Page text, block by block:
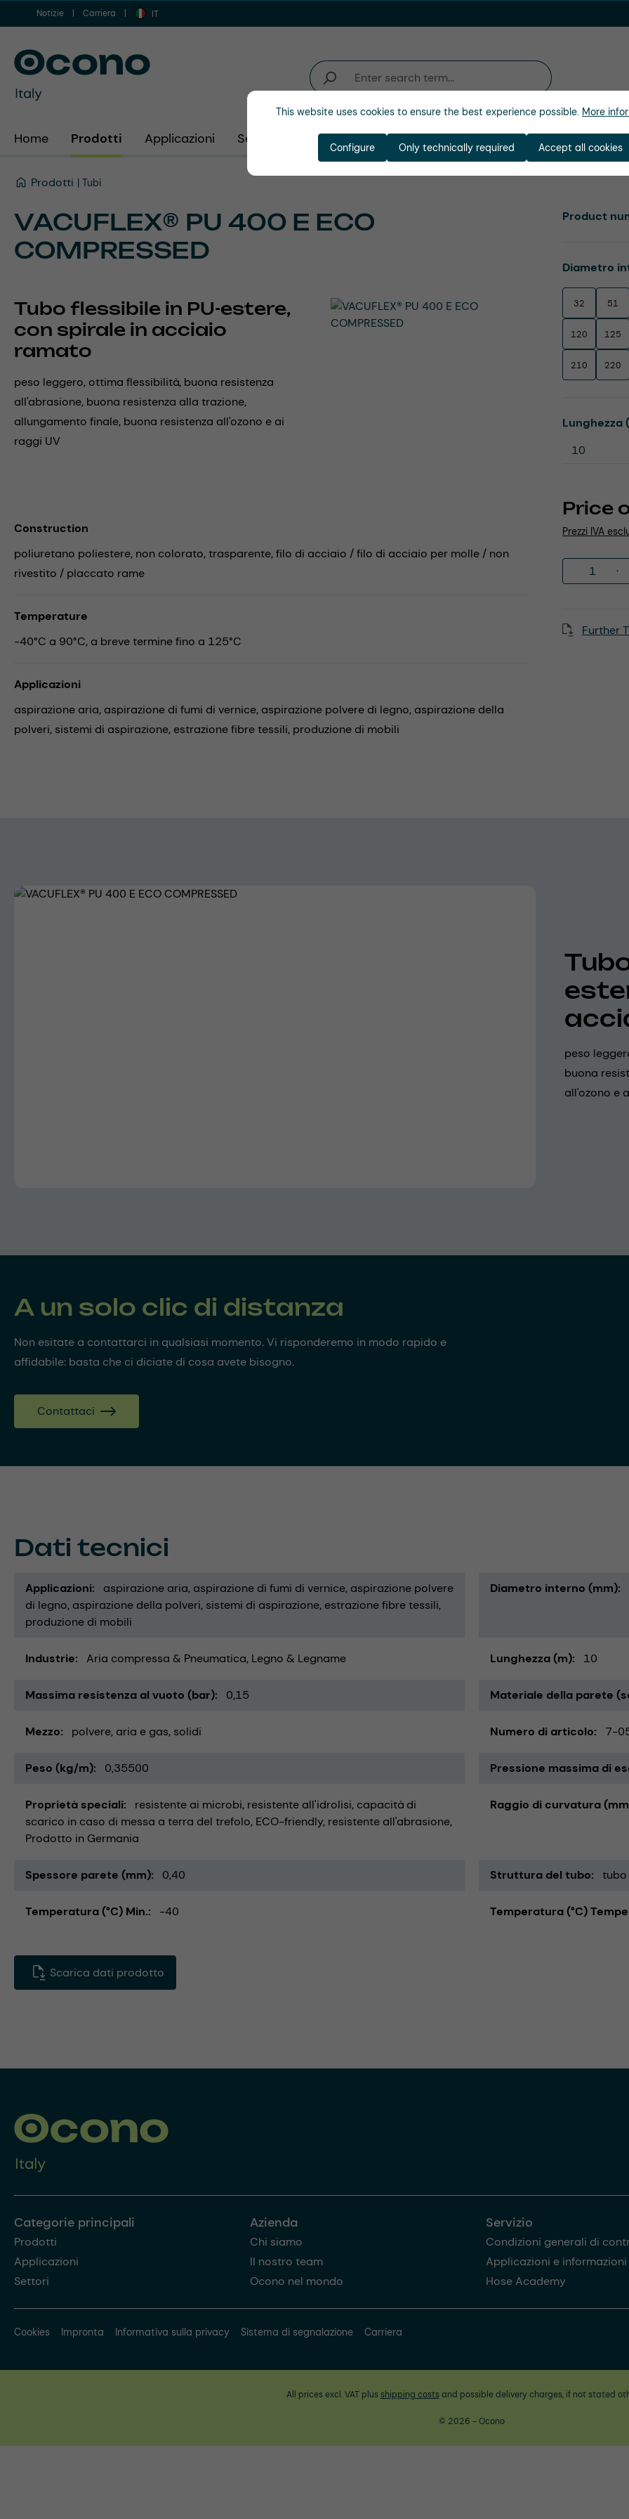
al contenuto principale
Vai alla ricerca
Vai alla navigazione principale
Notizie Carriera IT
Home Prodotti Applicazioni Settori Azienda
Prodotti Tubi
VACUFLEX® PU 400 E ECO
COMPRESSED
Tubo flessibile in PU-estere,
con spirale in acciaio
ramato
peso leggero, ottima flessibilità, buona resistenza
all'abrasione, buona resistenza alla trazione,
allungamento finale, buona resistenza all'ozono e ai
raggi UV
Price
Prezzi IVA
Select
Diametro
32 51
120 125
210 220
Select
Lunghezza
Product
Further
Construction
poliuretano poliestere, non colorato, trasparente, filo di acciaio / filo di acciaio per molle / non
rivestito / placcato rame
Temperature
-40°C a 90°C, a breve termine fino a 125°C
Applicazioni
aspirazione aria, aspirazione di fumi di vernice, aspirazione polvere di legno, aspirazione della
polveri, sistemi di aspirazione, estrazione fibre tessili, produzione di mobili
Skip image gallery
peso
buona
all'ozono e
A un solo clic di distanza
Non esitate a contattarci in qualsiasi momento. Vi risponderemo in modo rapido e
affidabile: basta che ci diciate di cosa avete bisogno.
Contattaci
Dati tecnici
Applicazioni aspirazione aria aspirazione di fumi di vernice aspirazione polvere
di legno aspirazione della polveri sistemi di aspirazione estrazione fibre tessili
produzione di mobili
Diametro interno (mm)
Industrie Aria compressa & Pneumatica Legno & Legname Lunghezza (m) 10
Massima resistenza al vuoto (bar) 0,15 Materiale della parete
Mezzo polvere aria e gas solidi Numero di articolo 7-
Peso (kg/m) 0,35500 Pressione massima di
Proprietà speciali resistente ai microbi resistente all'idrolisi capacità di
scarico in caso di messa a terra del trefolo ECO-friendly resistente all'abrasione
Prodotto in Germania
Raggio di curvatura
Spessore parete (mm) 0,40 Struttura del tubo
Temperatura (°C) Min. -40 Temperatura (°C)
Scarica dati prodotto
Categorie principali
Prodotti
Applicazioni
Settori
Azienda
Chi siamo
Il nostro team
Ocono nel mondo
Servizio
Condizioni generali di
Applicazioni e
Hose Academy
Cookies Impronta Informativa sulla privacy Sistema di segnalazione Carriera
All prices excl. VAT plus shipping costsand possible delivery charges, if not stated
© 2026 - Ocono
This website uses cookies to ensure the best experience possible. More
Only technically required
Configure Accept all cookies